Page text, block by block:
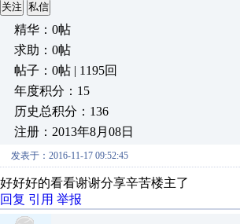
关注 私信
精华：0帖
求助：0帖
帖子：0帖 | 1195回
年度积分：15
历史总积分：136
注册：2013年8月08日
发表于：2016-11-17 09:52:45
好好好的看看谢谢分享辛苦楼主了
回复 引用 举报